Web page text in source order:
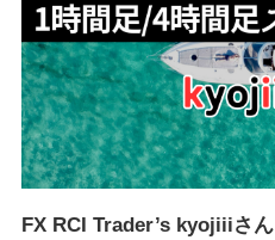
FX RCI Trader’s kyojiiiさん